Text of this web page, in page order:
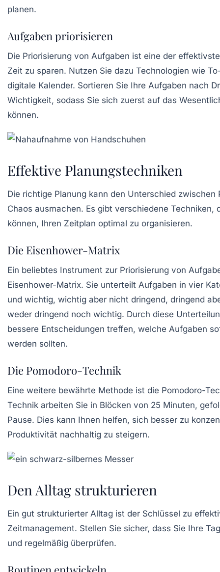
planen.
Aufgaben priorisieren
Die Priorisierung von Aufgaben ist eine der
Zeit zu sparen. Nutzen Sie dazu Technologien wie
digitale Kalender. Sortieren Sie Ihre Aufgaben nach
Wichtigkeit, sodass Sie sich zuerst auf das
können.
Effektive Planungstechniken
Die richtige Planung kann den Unterschied zwischen
Chaos ausmachen. Es gibt verschiedene Techniken,
können, Ihren Zeitplan optimal zu organisieren.
Die Eisenhower-Matrix
Ein beliebtes Instrument zur Priorisierung von
Eisenhower-Matrix. Sie unterteilt Aufgaben in vier
und wichtig, wichtig aber nicht dringend, dringend
weder dringend noch wichtig. Durch diese
bessere Entscheidungen treffen, welche Aufgaben
werden sollten.
Die Pomodoro-Technik
Eine weitere bewährte Methode ist die Pomodoro-
Technik arbeiten Sie in Blöcken von 25 Minuten,
Pause. Dies kann Ihnen helfen, sich besser zu
Produktivität nachhaltig zu steigern.
Den Alltag strukturieren
Ein gut strukturierter Alltag ist der Schlüssel zu
Zeitmanagement. Stellen Sie sicher, dass Sie Ihre
und regelmäßig überprüfen.